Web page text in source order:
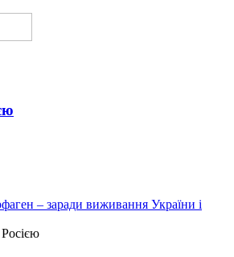
– заради виживання України і
Росією